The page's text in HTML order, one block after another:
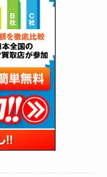
(27)